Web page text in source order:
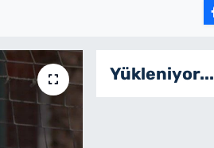
Yükleniyor...